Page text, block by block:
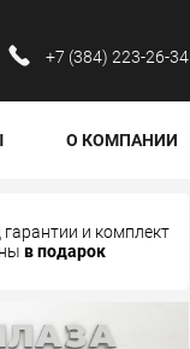
‪+7 (384) 223-26-34‬
О КОМПАНИИ
гарантии и комплект
в подарок